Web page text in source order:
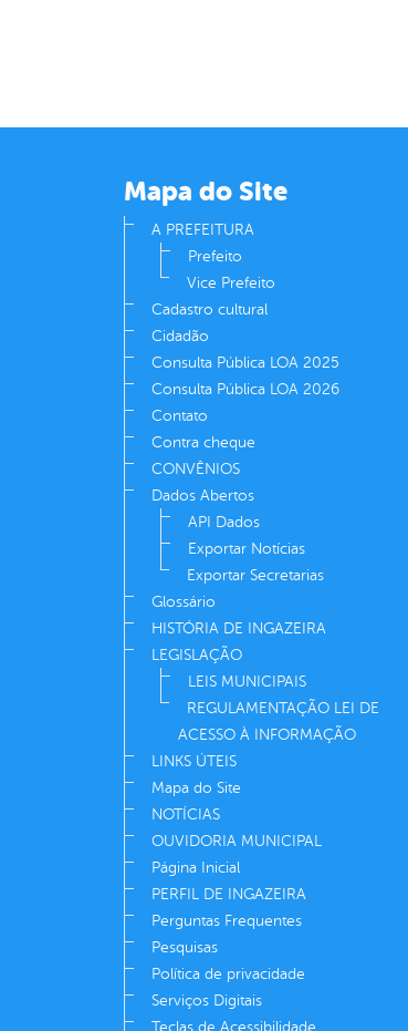
Mapa do Site
A PREFEITURA
Prefeito
Vice Prefeito
Cadastro cultural
Cidadão
Consulta Pública LOA 2025
Consulta Pública LOA 2026
Contato
Contra cheque
CONVÊNIOS
Dados Abertos
API Dados
Exportar Notícias
Exportar Secretarias
Glossário
HISTÓRIA DE INGAZEIRA
LEGISLAÇÃO
LEIS MUNICIPAIS
REGULAMENTAÇÃO LEI DE
ACESSO À INFORMAÇÃO
LINKS ÚTEIS
Mapa do Site
NOTÍCIAS
OUVIDORIA MUNICIPAL
Página Inicial
PERFIL DE INGAZEIRA
Perguntas Frequentes
Pesquisas
Política de privacidade
Serviços Digitais
Teclas de Acessibilidade